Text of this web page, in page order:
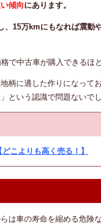
傾向にあります。
15万kmにもなれば震動
で中古車が購入できるほ
柄に適した作りになって
という認識で問題ないで
こよりも高く売る！】
は車の寿命を縮める危険